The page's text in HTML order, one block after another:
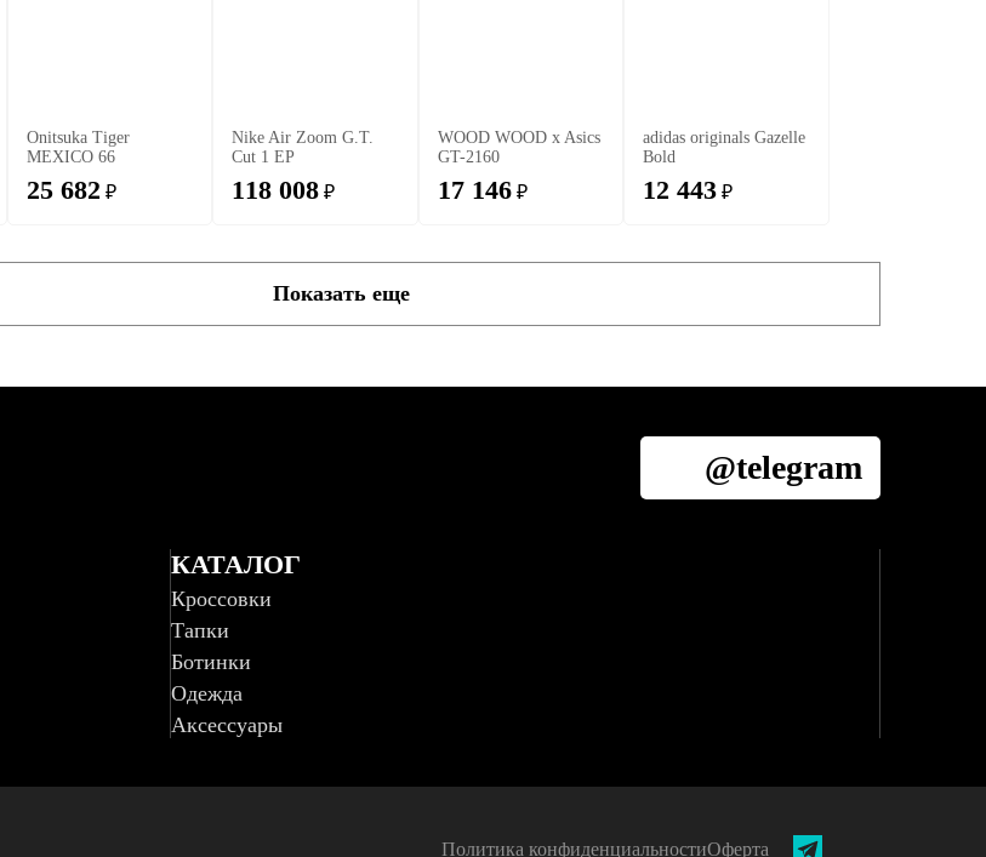
Onitsuka Tiger
MEXICO 66
25 682 ₽
Nike Air Zoom G.T.
Cut 1 EP
118 008 ₽
WOOD WOOD x Asics
GT-2160
17 146₽
adidas originals Gazelle
Bold
12 443 ₽
Показать еще
@telegram
КАТАЛОГ
Кроссовки
Тапки
Ботинки
Одежда
Аксессуары
Политика конфиденциальностиОферта